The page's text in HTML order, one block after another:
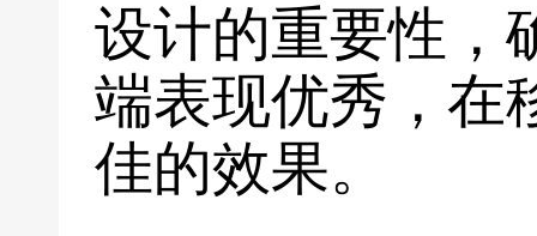
设计的重要性，
端表现优秀，在
佳的效果。